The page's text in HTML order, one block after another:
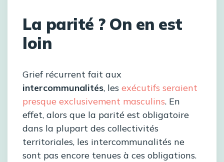
La parité ? On en est
loin
Grief récurrent fait aux
intercommunalités, les exécutifs seraient
presque exclusivement masculins. En
effet, alors que la parité est obligatoire
dans la plupart des collectivités
territoriales, les intercommunalités ne
sont pas encore tenues à ces obligations.